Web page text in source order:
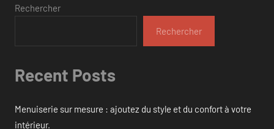
Rechercher
Rechercher
Recent Posts
Menuiserie sur mesure : ajoutez du style et du confort à votre
intérieur.